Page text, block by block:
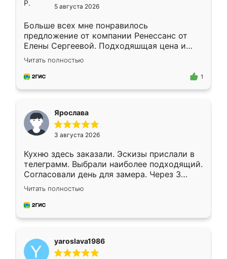
5 августа 2026
Больше всех мне понравилось
предложение от компании Ренессанс от
Елены Сергеевой. Подходяшщая цена и
короткие сроки изготовления. Приехавший
для замера сотрудник Владислав
предложил по моему эскизу самый
Читать полностью
1
Ярослава
3 августа 2026
Кухню здесь заказали. Эскизы прислали в
телеграмм. Выбрали наиболее подходящий.
Согласовали день для замера. Через 3
недели кухня была уже готова. Остались
довольны работой. Спасибо Ренессанс
мебель за качественную работу!
Читать полностью
yaroslava1986